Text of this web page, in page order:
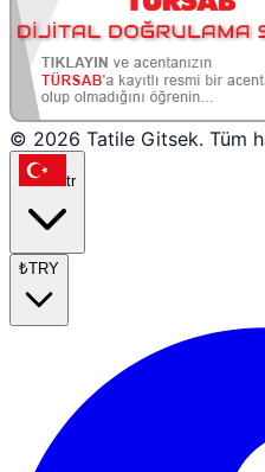
© 2026 Tatile Gitsek. Tüm
tr
₺TRY